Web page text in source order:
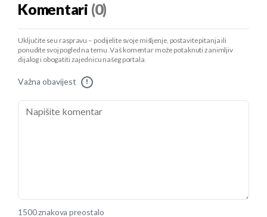
Komentari (0)
Uključite se u raspravu – podijelite svoje mišljenje, postavite pitanja ili
ponudite svoj pogled na temu. Vaš komentar može potaknuti zanimljiv
dijalog i obogatiti zajednicu našeg portala.
Važna obavijest !
1500 znakova preostalo